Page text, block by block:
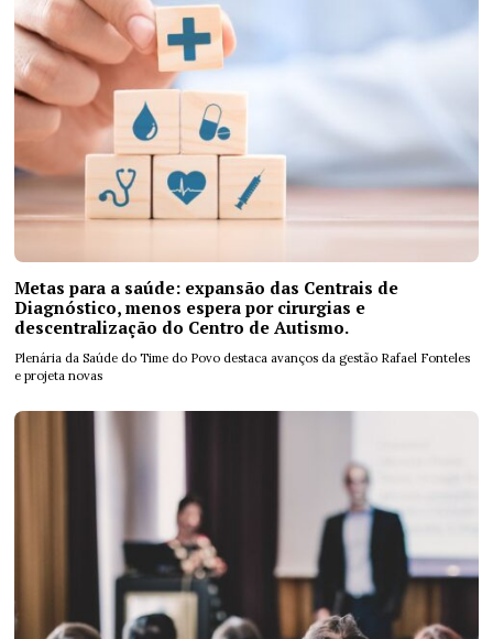
Metas para a saúde: expansão das Centrais de
Diagnóstico, menos espera por cirurgias e
descentralização do Centro de Autismo.
Plenária da Saúde do Time do Povo destaca avanços da gestão Rafael Fonteles
e projeta novas